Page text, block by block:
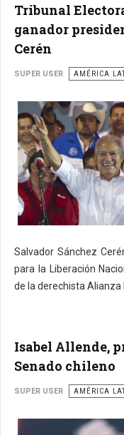
Tribunal
ganador
Cerén
SUPER USER AMÉRICA
Salvador Sánchez
para la Liberación
de la derechista Alianza
Isabel Allende,
Senado chileno
SUPER USER AMÉRICA